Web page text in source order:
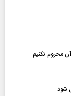
آن محروم نکنیم
شود